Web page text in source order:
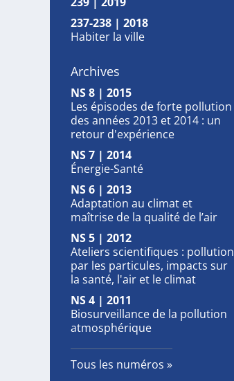
237-238 | 2018
Habiter la ville
Archives
NS 8 | 2015
Les épisodes de forte pollution
des années 2013 et 2014 : un
retour d'expérience
NS 7 | 2014
Énergie-Santé
NS 6 | 2013
Adaptation au climat et
maîtrise de la qualité de l’air
NS 5 | 2012
Ateliers scientifiques : pollution
par les particules, impacts sur
la santé, l'air et le climat
NS 4 | 2011
Biosurveillance de la pollution
atmosphérique
Tous les numéros